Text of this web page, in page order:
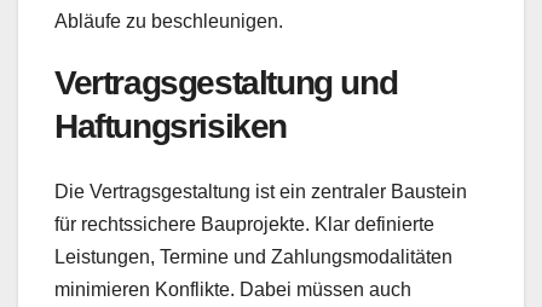
Abläufe zu beschleunigen.
Vertragsgestaltung und
Haftungsrisiken
Die Vertragsgestaltung ist ein zentraler Baustein
für rechtssichere Bauprojekte. Klar definierte
Leistungen, Termine und Zahlungsmodalitäten
minimieren Konflikte. Dabei müssen auch